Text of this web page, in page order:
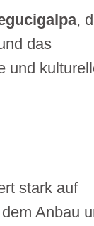
,
das
und
stark auf
Anbau